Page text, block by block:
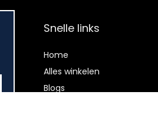
Snelle links
Home
Alles winkelen
Blogs